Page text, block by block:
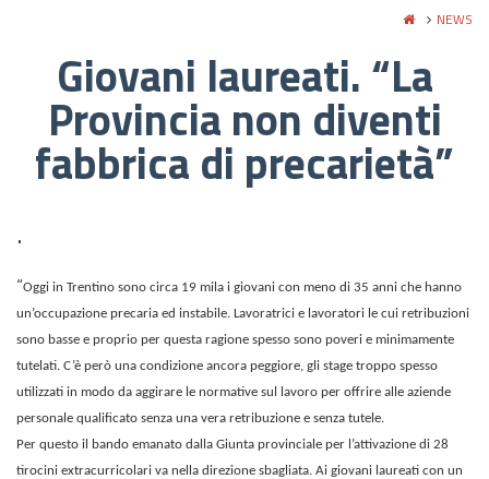
NEWS
Giovani laureati. “La
Provincia non diventi
fabbrica di precarietà”
.
“Oggi in Trentino sono circa 19 mila i giovani con meno di 35 anni che hanno
un’occupazione precaria ed instabile. Lavoratrici e lavoratori le cui retribuzioni
sono basse e proprio per questa ragione spesso sono poveri e minimamente
tutelati. C’è però una condizione ancora peggiore, gli stage troppo spesso
utilizzati in modo da aggirare le normative sul lavoro per offrire alle aziende
personale qualificato senza una vera retribuzione e senza tutele.
Per questo il bando emanato dalla Giunta provinciale per l’attivazione di 28
tirocini extracurricolari va nella direzione sbagliata. Ai giovani laureati con un